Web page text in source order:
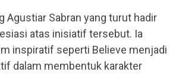
Agustiar Sabran yang turut hadir
atas inisiatif tersebut. Ia
inspiratif seperti Believe menjadi
dalam membentuk karakter